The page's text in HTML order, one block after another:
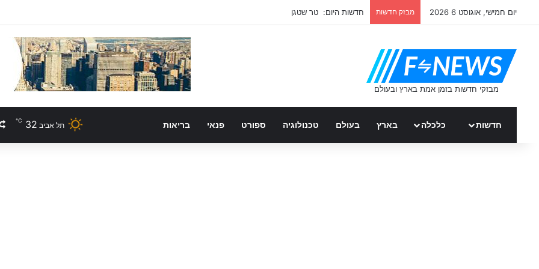
יום חמישי, אוגוסט 6 2026 מבזק חדשות חדשות היום: טר שטגן
חדשות כלכלה בארץ בעולם טכנולוגיה ספורט פנאי בריאות תל אביב 32
℃